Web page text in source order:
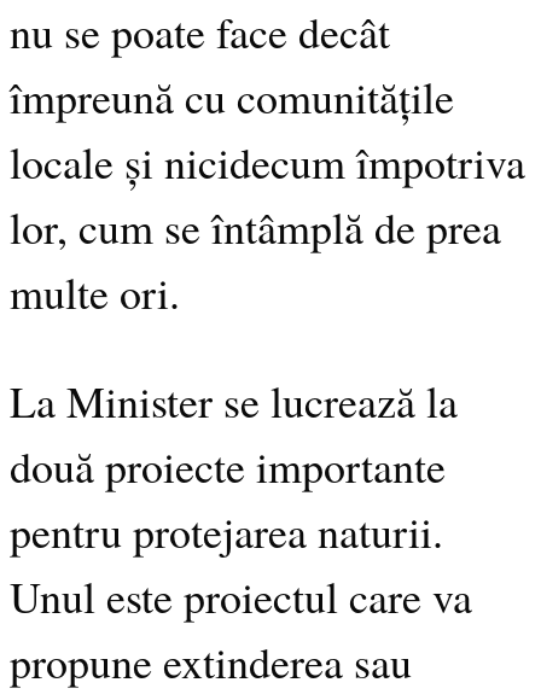
nu se poate face decât
împreună cu comunitățile
locale și nicidecum împotriva
lor, cum se întâmplă de prea
multe ori.
La Minister se lucrează la
două proiecte importante
pentru protejarea naturii.
Unul este proiectul care va
propune extinderea sau